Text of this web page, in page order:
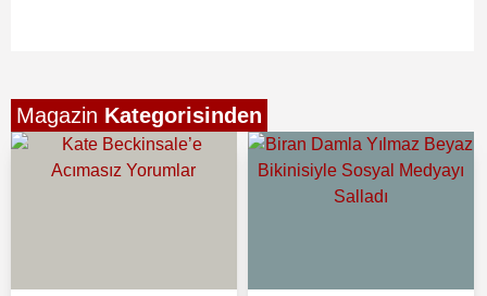
Magazin Kategorisinden